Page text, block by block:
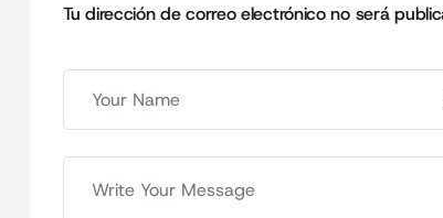
Tu dirección de correo electrónico no será